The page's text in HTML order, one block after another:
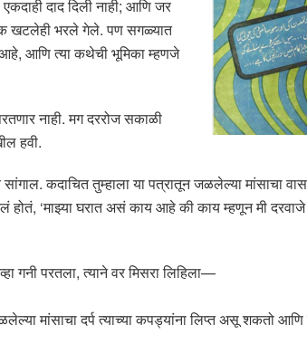
दाद दिली नाही; आणि जर
खटलेही भरले गेले. पण सगळ्यात
आहे, आणि त्या कथेची भूमिका म्हणजे
नाही. मग दररोज सकाळी
हवी.
कदाचित तुम्हाला या पत्रातून जळलेल्या मांसाचा
होतं, ‘माझ्या घरात असं काय आहे की काय म्हणून मी
गनी परतला, त्याने वर मिसरा लिहिला—
मांसाचा दर्प त्याच्या कपड्यांना लिप्त असू शकतो आणि